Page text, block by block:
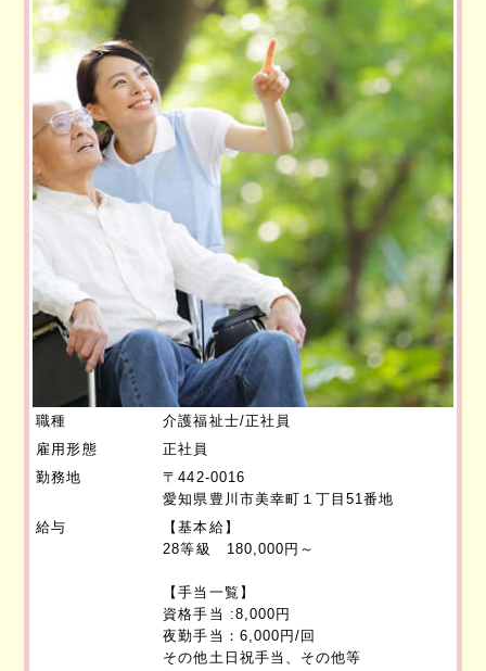
職種
介護福祉士/正社員
雇用形態
正社員
勤務地
〒442-0016
愛知県豊川市美幸町１丁目51番地
給与
【基本給】
28等級 180,000円～
【手当一覧】
資格手当 :8,000円
夜勤手当：6,000円/回
その他土日祝手当、その他等